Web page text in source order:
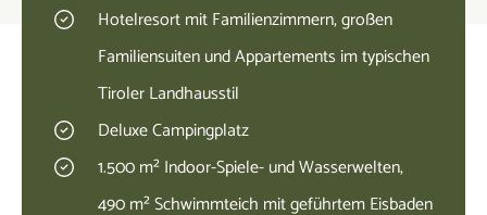
Hotelresort mit Familienzimmern, großen
Familiensuiten und Appartements im typischen
Tiroler Landhausstil
Deluxe Campingplatz
1.500 m² Indoor-Spiele- und Wasserwelten,
490 m² Schwimmteich mit geführtem Eisbaden